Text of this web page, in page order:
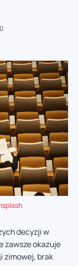
0
decyzji w
zawsze okazuje
zimowej, brak